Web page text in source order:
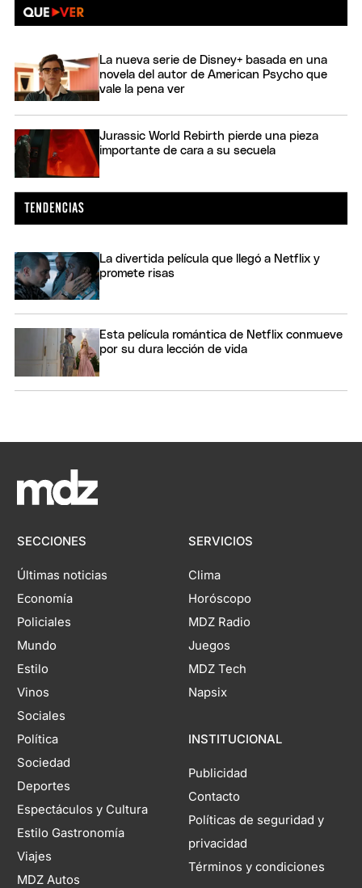
La nueva serie de Disney+ basada en una
novela del autor de American Psycho que
vale la pena ver
Jurassic World Rebirth pierde una pieza
importante de cara a su secuela
La divertida película que llegó a Netflix y
promete risas
Esta película romántica de Netflix conmueve
por su dura lección de vida
SECCIONES
Últimas noticias
Economía
Policiales
Mundo
Estilo
Vinos
Sociales
Política
Sociedad
Deportes
Espectáculos y Cultura
Estilo Gastronomía
Viajes
MDZ Autos
SERVICIOS
Clima
Horóscopo
MDZ Radio
Juegos
MDZ Tech
Napsix
INSTITUCIONAL
Publicidad
Contacto
Políticas de seguridad y
privacidad
Términos y condiciones